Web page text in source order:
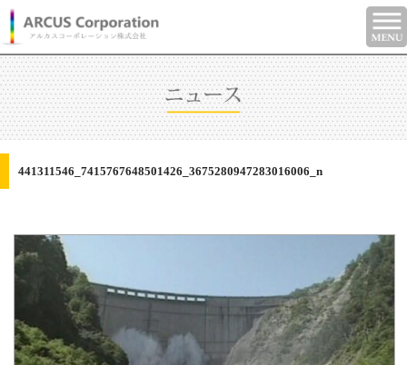
441311546_7415767648501426_3675280947283016006_n